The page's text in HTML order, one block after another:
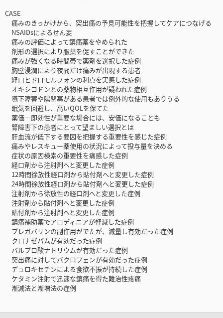
CASE
痛みのきっかけから、突出痛の予見可能性を把握してケアにつなげる
NSAIDsによるせん妄
痛みの評価によって鎮痛薬をやめられた
剤形の選択により服薬を促すことができた
痛みが強くなる時間帯で薬剤を選択した症例
胸壁浸潤により夜間だけ痛みが出現する患者
経口ヒドロモルフォンの利点を実感した症例
オキシコドンとの薬物相互作用が疑われた症例
嚥下障害や腸閉塞がある患者では例外的な使用もありうる
眠気を回避し、高いQOLを保てた
薬価―即効性が重要な場合には、安価になることも
腎障害下の患者にとって望ましい選択とは
肝血流が低下する要因を把握する重要性を感じた症例
痛みやレスキュー薬使用の状況によって投与量を決める
症状の原因検索の重要性を痛感した症例
経口剤から注射剤へと変更した症例
12時間徐放性経口剤から貼付剤へと変更した症例
24時間徐放性経口剤から貼付剤へと変更した症例
注射剤から徐放性の経口剤へと変更した症例
注射剤から貼付剤へと変更した症例
貼付剤から注射剤へと変更した症例
鎮痛補助薬でアロディニアが軽減した症例
プレガバリンの副作用がでたが、減量し有効だった症例
クロナゼパムが有効だった症例
バルプロ酸ナトリウムが有効だった症例
突出痛に対してバクロフェンが有効だった症例
デュロキセチンによる食欲不振が持続した症例
ケタミン注射で迅速な鎮痛を得た難治性疼痛
漸減法と漸増法の症例